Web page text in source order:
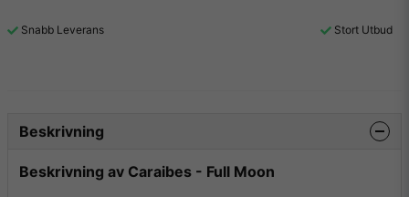
Snabb Leverans Stort Utbud
Beskrivning
Beskrivning av Caraibes - Full Moon